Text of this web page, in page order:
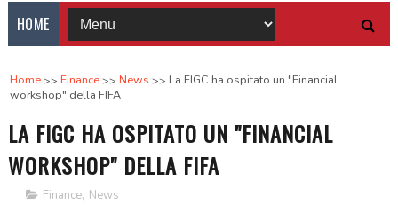
HOME
Home Finance News
La FIGC ha ospitato un "Financial
workshop" della FIFA
LA FIGC HA OSPITATO UN "FINANCIAL
WORKSHOP" DELLA FIFA
Finance, News